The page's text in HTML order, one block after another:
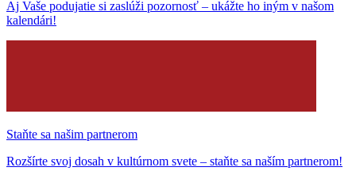
Aj Vaše podujatie si zaslúži pozornosť – ukážte ho iným v našom
kalendári!
Staňte sa našim partnerom
Rozšírte svoj dosah v kultúrnom svete – staňte sa naším partnerom!